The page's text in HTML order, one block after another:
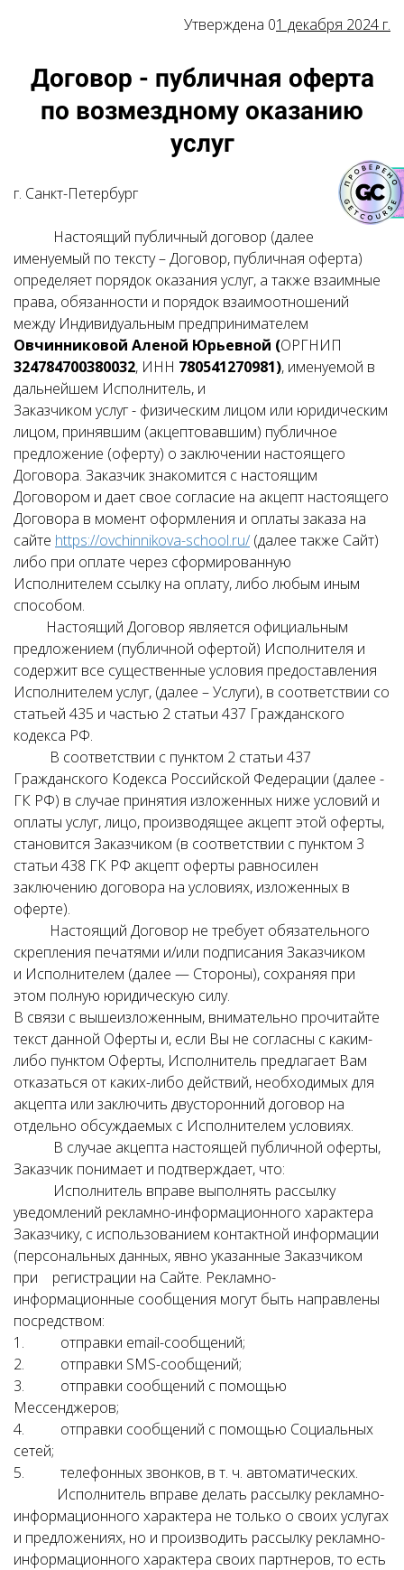
Утверждена 01 декабря 2024 г.
Договор - публичная оферта
по возмездному оказанию
услуг
г. Санкт-Петербург
Настоящий публичный договор (далее
именуемый по тексту – Договор, публичная оферта)
определяет порядок оказания услуг, а также взаимные
права, обязанности и порядок взаимоотношений
между Индивидуальным предпринимателем
Овчинниковой Аленой Юрьевной (ОРГНИП
324784700380032, ИНН 780541270981), именуемой в
дальнейшем Исполнитель, и
Заказчиком услуг - физическим лицом или юридическим
лицом, принявшим (акцептовавшим) публичное
предложение (оферту) о заключении настоящего
Договора. Заказчик знакомится с настоящим
Договором и дает свое согласие на акцепт настоящего
Договора в момент оформления и оплаты заказа на
сайте https://ovchinnikova-school.ru/ (далее также Сайт)
либо при оплате через сформированную
Исполнителем ссылку на оплату, либо любым иным
способом.
Настоящий Договор является официальным
предложением (публичной офертой) Исполнителя и
содержит все существенные условия предоставления
Исполнителем услуг, (далее – Услуги), в соответствии со
статьей 435 и частью 2 статьи 437 Гражданского
кодекса РФ.
В соответствии с пунктом 2 статьи 437
Гражданского Кодекса Российской Федерации (далее -
ГК РФ) в случае принятия изложенных ниже условий и
оплаты услуг, лицо, производящее акцепт этой оферты,
становится Заказчиком (в соответствии с пунктом 3
статьи 438 ГК РФ акцепт оферты равносилен
заключению договора на условиях, изложенных в
оферте).
Настоящий Договор не требует обязательного
скрепления печатями и/или подписания Заказчиком
и Исполнителем (далее — Стороны), сохраняя при
этом полную юридическую силу.
В связи с вышеизложенным, внимательно прочитайте
текст данной Оферты и, если Вы не согласны с каким-
либо пунктом Оферты, Исполнитель предлагает Вам
отказаться от каких-либо действий, необходимых для
акцепта или заключить двусторонний договор на
отдельно обсуждаемых с Исполнителем условиях.
В случае акцепта настоящей публичной оферты,
Заказчик понимает и подтверждает, что:
Исполнитель вправе выполнять рассылку
уведомлений рекламно-информационного характера
Заказчику, с использованием контактной информации
(персональных данных, явно указанные Заказчиком
при регистрации на Сайте. Рекламно-
информационные сообщения могут быть направлены
посредством:
1. отправки email-сообщений;
2. отправки SMS-сообщений;
3. отправки сообщений с помощью
Мессенджеров;
4. отправки сообщений с помощью Социальных
сетей;
5. телефонных звонков, в т. ч. автоматических.
Исполнитель вправе делать рассылку рекламно-
информационного характера не только о своих услугах
и предложениях, но и производить рассылку рекламно-
информационного характера своих партнеров, то есть